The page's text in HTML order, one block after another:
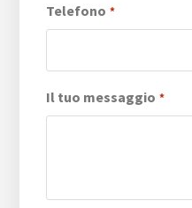
Telefono *
Il tuo messaggio *